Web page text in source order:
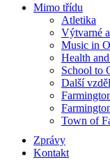
Mimo třídu
Atletika
Výtvarné
Music in
Health
School to
Další
Town of
Zprávy
Kontakt